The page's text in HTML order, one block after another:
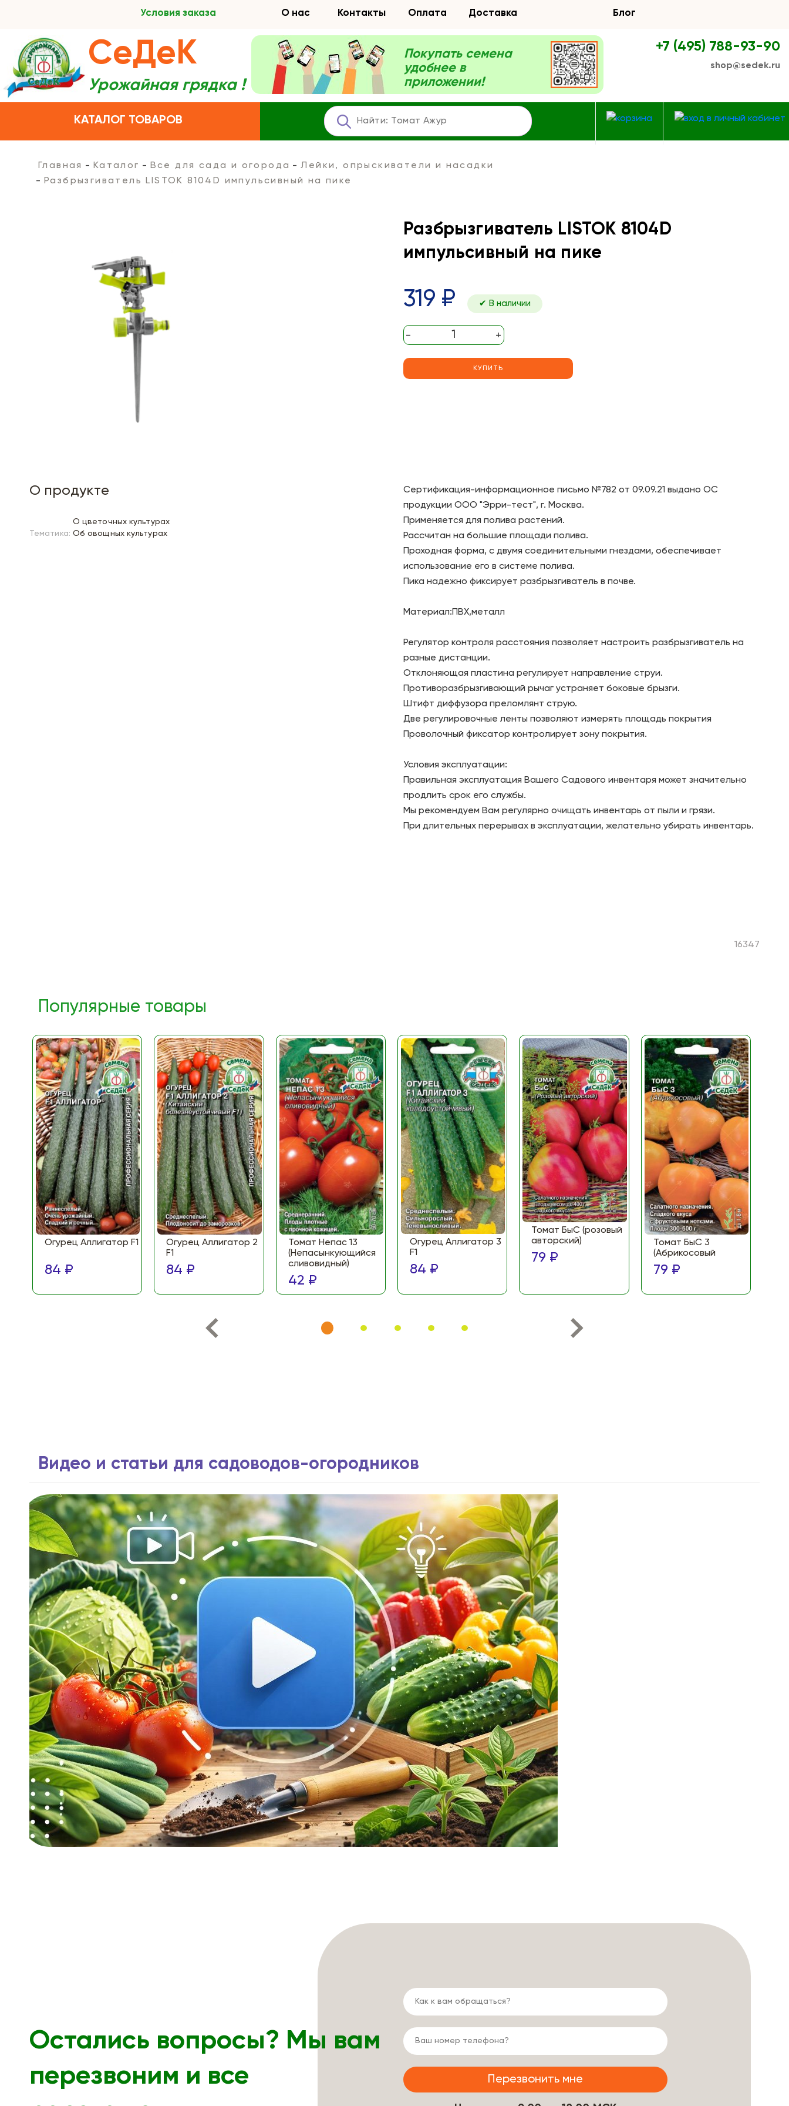
Условия заказа О нас Контакты Оплата Доставка Блог
КАТАЛОГ ТОВАРОВ
СеДеК
Урожайная грядка !
Покупать семена
удобнее в
приложении!
+7 (495) 788-93-90
shop@sedek.ru
Главная Каталог Все для сада и огорода
Лейки, опрыскиватели и насадки
Разбрызгиватель LISTOK 8104D импульсивный на пике
Разбрызгиватель LISTOK 8104D
импульсивный на пике
319 ₽ ✔ В наличии
- +
КУПИТЬ
О продукте
Тематика:
О цветочных культурах
Об овощных культурах
Сертификация-информационное письмо №782 от 09.09.21 выдано ОС
продукции ООО "Эрри-тест", г. Москва.
Применяется для полива растений.
Рассчитан на большие площади полива.
Проходная форма, с двумя соединительными гнездами, обеспечивает
использование его в системе полива.
Пика надежно фиксирует разбрызгиватель в почве.
Материал:ПВХ,металл
Регулятор контроля расстояния позволяет настроить разбрызгиватель на
разные дистанции.
Отклоняющая пластина регулирует направление струи.
Противоразбрызгивающий рычаг устраняет боковые брызги.
Штифт диффузора преломлянт струю.
Две регулировочные ленты позволяют измерять площадь покрытия
Проволочный фиксатор контролирует зону покрытия.
Условия эксплуатации:
Правильная эксплуатация Вашего Садового инвентаря может значительно
продлить срок его службы.
Мы рекомендуем Вам регулярно очищать инвентарь от пыли и грязи.
При длительных перерывах в эксплуатации, желательно убирать инвентарь.
16347
Популярные товары
Огурец Аллигатор F1
84 ₽
Огурец Аллигатор 2
F1
84 ₽
Томат Непас 13
(Непасынкующийся
сливовидный)
42 ₽
Огурец Аллигатор 3
F1
84 ₽
Томат БыС (розовый
авторский)
79 ₽
Томат БыС 3
(Абрикосовый
79 ₽
Видео и статьи для садоводов-огородников
Остались вопросы? Мы вам
перезвоним и все